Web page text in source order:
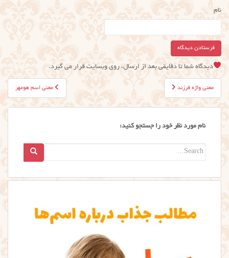
نام
دیدگاه شما تا دقایقی بعد از ارسال، روی وبسایت قرار می گیرد.
راهبری
نوشته
معنی اسم هومهر معنی واژه فرزند
نام مورد نظر خود را جستجو کنید:
Search